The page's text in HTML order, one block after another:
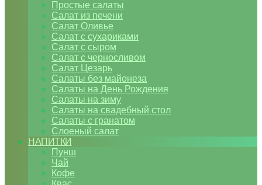
Простые салаты
Салат из печени
Салат Оливье
Салат с сухариками
Салат с сыром
Салат с черносливом
Салат Цезарь
Салаты без майонеза
Салаты на День Рождения
Салаты на зиму
Салаты на свадебный стол
Салаты с гранатом
Слоеный салат
НАПИТКИ
Пунш
Чай
Кофе